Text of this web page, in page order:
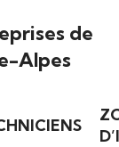
de
Alpes